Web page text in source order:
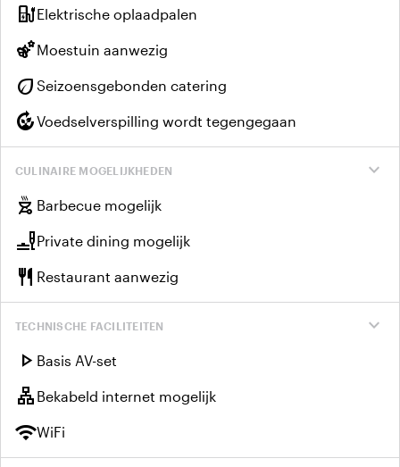
ev_chargerElektrische oplaadpalen
emoji_natureMoestuin aanwezig
eco Seizoensgebonden catering
compostVoedselverspilling wordt tegengegaan
expand_more
CULINAIRE MOGELIJKHEDEN
outdoor_grill Barbecue mogelijk
brunch_diningPrivate dining mogelijk
restaurant Restaurant aanwezig
expand_more
TECHNISCHE FACILITEITEN
play_arrow Basis AV-set
lan Bekabeld internet mogelijk
wifiWiFi